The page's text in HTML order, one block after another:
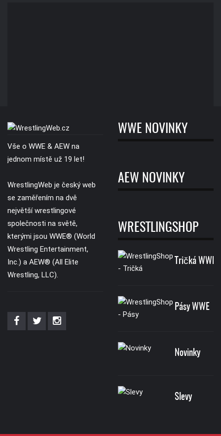
Vše o WWE & AEW na
jednom místě už 19 let!
WrestlingWeb je český web
se zaměřením na dvě
největší wrestlingové
společnosti na světě,
kterými jsou WWE® (World
Wrestling Entertainment,
Inc.) a AEW® (All Elite
Wrestling, LLC).
WWE NOVINKY
AEW NOVINKY
WRESTLINGSHOP
Tričká WWE
Pásy WWE
Novinky
Slevy